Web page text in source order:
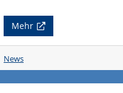
Mehr
News